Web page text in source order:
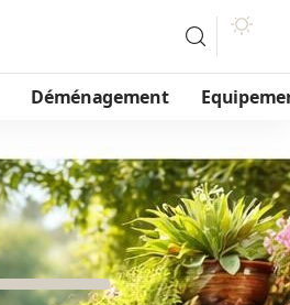
Déménagement